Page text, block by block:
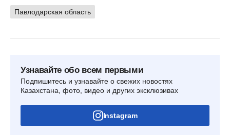
Павлодарская область
Узнавайте обо всем первыми
Подпишитесь и узнавайте о свежих новостях
Казахстана, фото, видео и других эксклюзивах
Instagram